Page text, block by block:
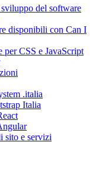
del software
disponibili con Can I
per CSS e JavaScript
.italia
Italia
sito e servizi